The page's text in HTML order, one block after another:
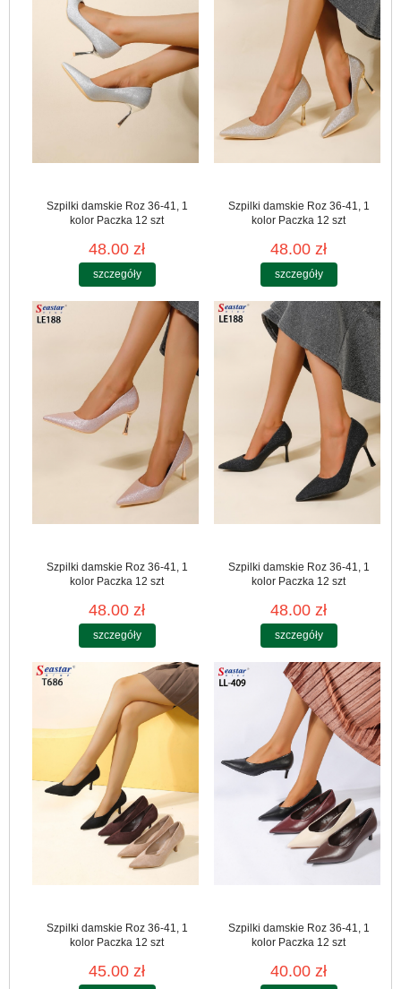
Szpilki damskie Roz 36-41, 1
kolor Paczka 12 szt
48.00 zł
szczegóły
Szpilki damskie Roz 36-41, 1
kolor Paczka 12 szt
48.00 zł
szczegóły
Szpilki damskie Roz 36-41, 1
kolor Paczka 12 szt
48.00 zł
szczegóły
Szpilki damskie Roz 36-41, 1
kolor Paczka 12 szt
48.00 zł
szczegóły
Szpilki damskie Roz 36-41, 1
kolor Paczka 12 szt
45.00 zł
Szpilki damskie Roz 36-41, 1
kolor Paczka 12 szt
40.00 zł